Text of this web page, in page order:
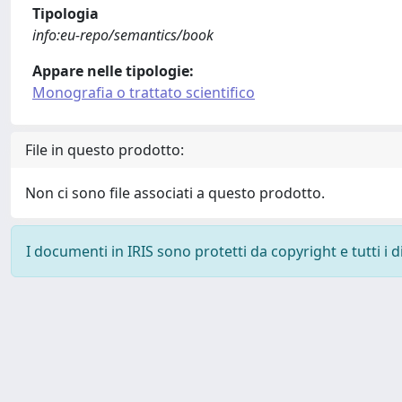
Tipologia
info:eu-repo/semantics/book
Appare nelle tipologie:
Monografia o trattato scientifico
File in questo prodotto:
Non ci sono file associati a questo prodotto.
I documenti in IRIS sono protetti da copyright e tutti i